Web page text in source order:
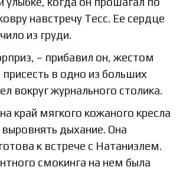
навстречу Тесс. Ее сердце
из груди.
– прибавил он, жестом
в одно из больших
вокруг журнального столика.
край мягкого кожаного кресла
дыхание. Она
к встрече с Натаниэлем.
смокинга на нем была